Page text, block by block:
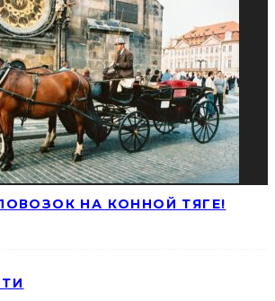
НА КОННОЙ ТЯГЕ!